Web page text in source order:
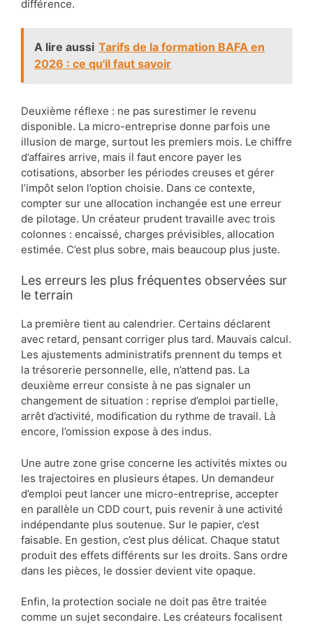
différence.
A lire aussi Tarifs de la formation BAFA en
2026 : ce qu'il faut savoir
Deuxième réflexe : ne pas surestimer le revenu
disponible. La micro-entreprise donne parfois une
illusion de marge, surtout les premiers mois. Le chiffre
d’affaires arrive, mais il faut encore payer les
cotisations, absorber les périodes creuses et gérer
l’impôt selon l’option choisie. Dans ce contexte,
compter sur une allocation inchangée est une erreur
de pilotage. Un créateur prudent travaille avec trois
colonnes : encaissé, charges prévisibles, allocation
estimée. C’est plus sobre, mais beaucoup plus juste.
Les erreurs les plus fréquentes observées sur
le terrain
La première tient au calendrier. Certains déclarent
avec retard, pensant corriger plus tard. Mauvais calcul.
Les ajustements administratifs prennent du temps et
la trésorerie personnelle, elle, n’attend pas. La
deuxième erreur consiste à ne pas signaler un
changement de situation : reprise d’emploi partielle,
arrêt d’activité, modification du rythme de travail. Là
encore, l’omission expose à des indus.
Une autre zone grise concerne les activités mixtes ou
les trajectoires en plusieurs étapes. Un demandeur
d’emploi peut lancer une micro-entreprise, accepter
en parallèle un CDD court, puis revenir à une activité
indépendante plus soutenue. Sur le papier, c’est
faisable. En gestion, c’est plus délicat. Chaque statut
produit des effets différents sur les droits. Sans ordre
dans les pièces, le dossier devient vite opaque.
Enfin, la protection sociale ne doit pas être traitée
comme un sujet secondaire. Les créateurs focalisent